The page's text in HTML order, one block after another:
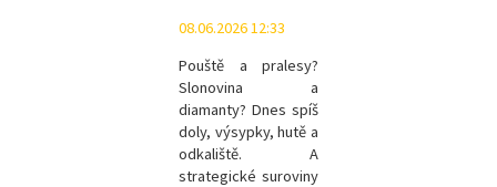
08.06.2026 12:33
Pouště a pralesy?
Slonovina a
diamanty? Dnes spíš
doly, výsypky, hutě a
odkaliště. A
strategické suroviny